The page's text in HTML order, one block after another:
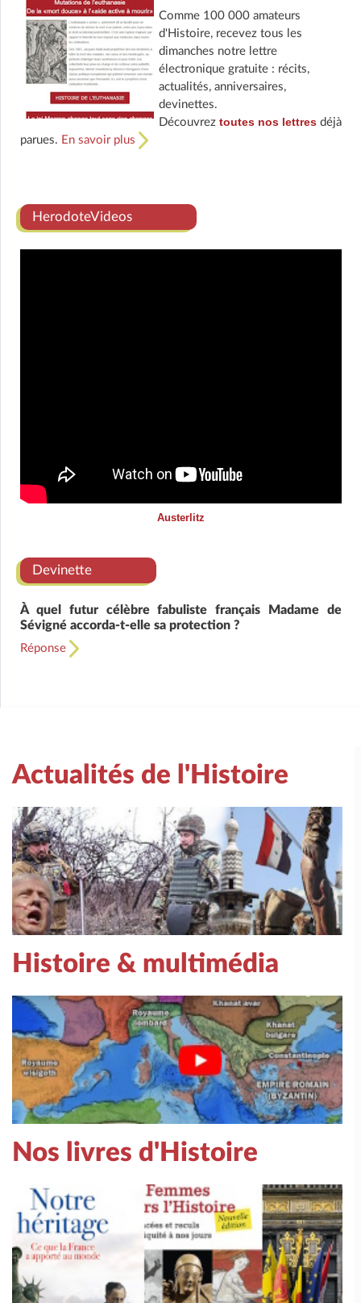
Comme 100 000 amateurs
d'Histoire, recevez tous les
dimanches notre lettre
électronique gratuite : récits,
actualités, anniversaires,
devinettes.
Découvrez toutes nos lettresdéjà
parues. En savoir plus
HerodoteVideos
Austerlitz
Devinette
À quel futur célèbre fabuliste français Madame de
Sévigné accorda-t-elle sa protection ?
Réponse
Actualités de l'Histoire
Histoire & multimédia
Nos livres d'Histoire